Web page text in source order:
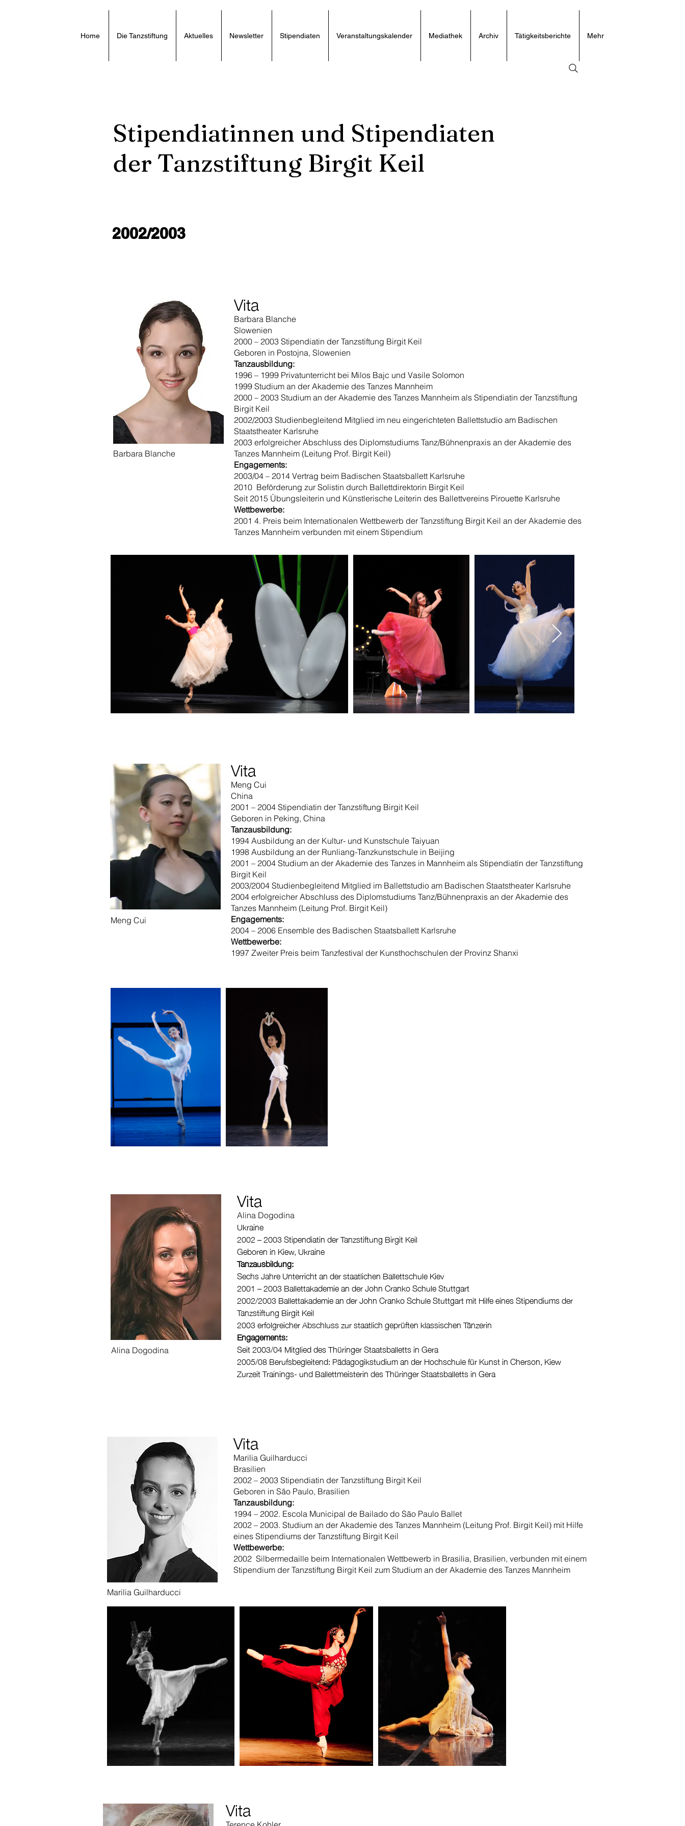
Home Die Tanzstiftung Aktuelles Newsletter Stipendiaten Veranstaltungskalender Mediathek Archiv Tätigkeitsberichte Mehr
Stipendiatinnen und Stipendiaten
der Tanzstiftung Birgit Keil
2002/2003
Barbara Blanche
Vita
Barbara Blanche
Slowenien
2000 – 2003 Stipendiatin der Tanzstiftung Birgit Keil
Geboren in Postojna, Slowenien
Tanzausbildung:
1996 – 1999 Privatunterricht bei Milos Bajc und Vasile Solomon
1999 Studium an der Akademie des Tanzes Mannheim
2000 – 2003 Studium an der Akademie des Tanzes Mannheim als Stipendiatin der Tanzstiftung
Birgit Keil
2002/2003 Studienbegleitend Mitglied im neu eingerichteten Ballettstudio am Badischen
Staatstheater Karlsruhe
2003 erfolgreicher Abschluss des Diplomstudiums Tanz/Bühnenpraxis an der Akademie des
Tanzes Mannheim (Leitung Prof. Birgit Keil)
Engagements:
2003/04 – 2014 Vertrag beim Badischen Staatsballett Karlsruhe
2010 Beförderung zur Solistin durch Ballettdirektorin Birgit Keil
Seit 2015 Übungsleiterin und Künstlerische Leiterin des Ballettvereins Pirouette Karlsruhe
Wettbewerbe:
2001 4. Preis beim Internationalen Wettbewerb der Tanzstiftung Birgit Keil an der Akademie des
Tanzes Mannheim verbunden mit einem Stipendium
Meng Cui
Vita
Meng Cui
China
2001 – 2004 Stipendiatin der Tanzstiftung Birgit Keil
Geboren in Peking, China
Tanzausbildung:
1994 Ausbildung an der Kultur- und Kunstschule Taiyuan
1998 Ausbildung an der Runliang-Tanzkunstschule in Beijing
2001 – 2004 Studium an der Akademie des Tanzes in Mannheim als Stipendiatin der Tanzstiftung
Birgit Keil
2003/2004 Studienbegleitend Mitglied im Ballettstudio am Badischen Staatstheater Karlsruhe
2004 erfolgreicher Abschluss des Diplomstudiums Tanz/Bühnenpraxis an der Akademie des
Tanzes Mannheim (Leitung Prof. Birgit Keil)
Engagements:
2004 – 2006 Ensemble des Badischen Staatsballett Karlsruhe
Wettbewerbe:
1997 Zweiter Preis beim Tanzfestival der Kunsthochschulen der Provinz Shanxi
Alina Dogodina
Vita
Alina Dogodina
Ukraine
2002 – 2003 Stipendiatin der Tanzstiftung Birgit Keil
Geboren in Kiew, Ukraine
Tanzausbildung:
Sechs Jahre Unterricht an der staatlichen Ballettschule Kiev
2001 – 2003Ballettakademie an der John Cranko Schule Stuttgart
2002/2003Ballettakademie an der John Cranko Schule Stuttgart mit Hilfe eines Stipendiums der
Tanzstiftung Birgit Keil
2003erfolgreicher Abschluss zur staatlich geprüften klassischen Tänzerin
Engagements:
Seit 2003/04Mitglied des Thüringer Staatsballetts in Gera
2005/08Berufsbegleitend: Pädagogikstudium an der Hochschule für Kunst in Cherson, Kiew
Zurzeit Trainings- und Ballettmeisterin des Thüringer Staatsballetts in Gera
Vita
Marilia Guilharducci
Brasilien
2002 – 2003 Stipendiatin der Tanzstiftung Birgit Keil
Geboren in São Paulo, Brasilien
Tanzausbildung:
1994 – 2002. Escola Municipal de Bailado do São Paulo Ballet
2002 – 2003. Studium an der Akademie des Tanzes Mannheim (Leitung Prof. Birgit Keil) mit Hilfe
eines Stipendiums der Tanzstiftung Birgit Keil
Wettbewerbe:
2002 Silbermedaille beim Internationalen Wettbewerb in Brasilia, Brasilien, verbunden mit einem
Stipendium der Tanzstiftung Birgit Keil zum Studium an der Akademie des Tanzes Mannheim
Marilia Guilharducci
Vita